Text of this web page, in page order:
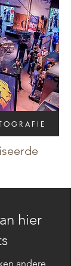
hier
andere